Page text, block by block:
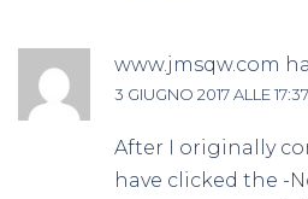
www.jmsqw.com
3 GIUGNO 2017 ALLE 17:37
After I originally
have clicked the -